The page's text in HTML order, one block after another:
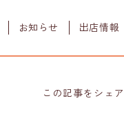
お知らせ 出店情報
この記事をシェ